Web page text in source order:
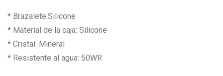
* Brazalete:Silicone
* Material de la caja: Silicone
* Cristal: Mineral
* Resistente al agua: 50WR